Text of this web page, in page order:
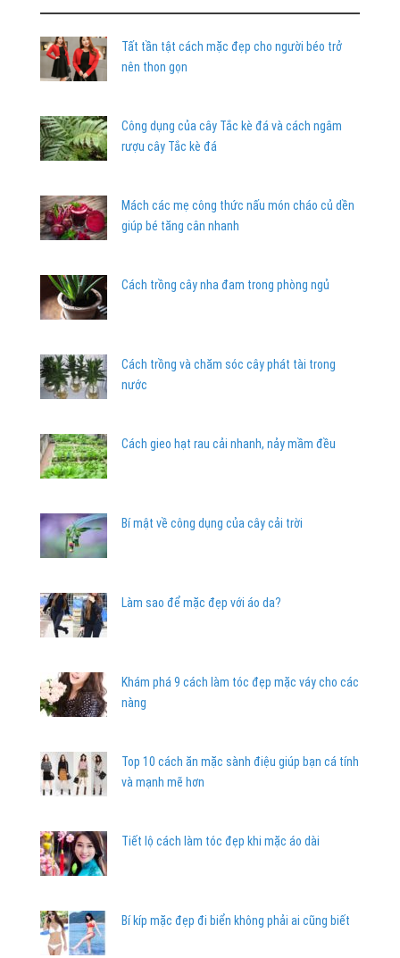
Tất tần tật cách mặc đẹp cho người béo trở
nên thon gọn
Công dụng của cây Tắc kè đá và cách ngâm
rượu cây Tắc kè đá
Mách các mẹ công thức nấu món cháo củ dền
giúp bé tăng cân nhanh
Cách trồng cây nha đam trong phòng ngủ
Cách trồng và chăm sóc cây phát tài trong
nước
Cách gieo hạt rau cải nhanh, nảy mầm đều
Bí mật về công dụng của cây cải trời
Làm sao để mặc đẹp với áo da?
Khám phá 9 cách làm tóc đẹp mặc váy cho các
nàng
Top 10 cách ăn mặc sành điệu giúp bạn cá tính
và mạnh mẽ hơn
Tiết lộ cách làm tóc đẹp khi mặc áo dài
Bí kíp mặc đẹp đi biển không phải ai cũng biết